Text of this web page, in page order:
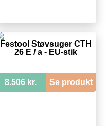
Festool Støvsuger CTH
26 E / a - EU-stik
8.506 kr. Se produkt